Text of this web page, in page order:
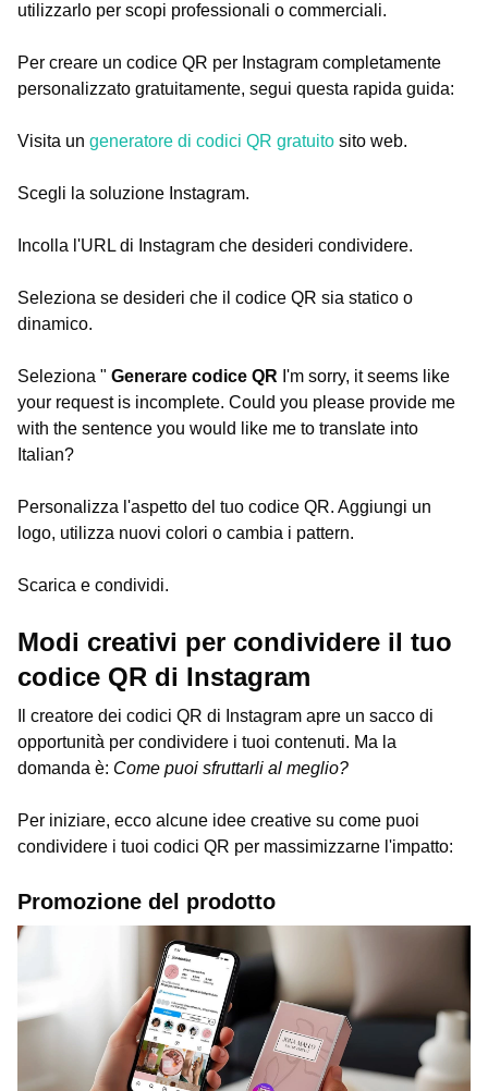
utilizzarlo per scopi professionali o commerciali.
Per creare un codice QR per Instagram completamente
personalizzato gratuitamente, segui questa rapida guida:
Visita un generatore di codici QR gratuito sito web.
Scegli la soluzione Instagram.
Incolla l'URL di Instagram che desideri condividere.
Seleziona se desideri che il codice QR sia statico o
dinamico.
Seleziona " Generare codice QR I'm sorry, it seems like
your request is incomplete. Could you please provide me
with the sentence you would like me to translate into
Italian?
Personalizza l'aspetto del tuo codice QR. Aggiungi un
logo, utilizza nuovi colori o cambia i pattern.
Scarica e condividi.
Modi creativi per condividere il tuo
codice QR di Instagram
Il creatore dei codici QR di Instagram apre un sacco di
opportunità per condividere i tuoi contenuti. Ma la
domanda è: Come puoi sfruttarli al meglio?
Per iniziare, ecco alcune idee creative su come puoi
condividere i tuoi codici QR per massimizzarne l'impatto:
Promozione del prodotto